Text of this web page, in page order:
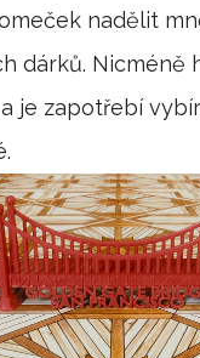
nadělit
dárků. Nicméně
je zapotřebí